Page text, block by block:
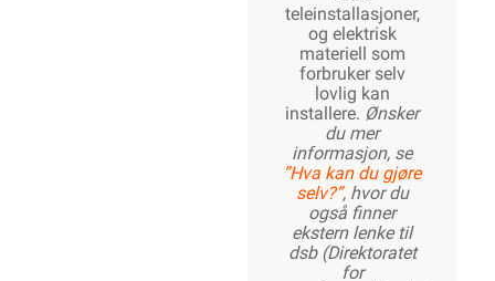
teleinstallasjoner,
og elektrisk
materiell som
forbruker selv
lovlig kan
installere. Ønsker
du mer
informasjon, se
”Hva kan du gjøre
selv?”, hvor du
også finner
ekstern lenke til
dsb (Direktoratet
for